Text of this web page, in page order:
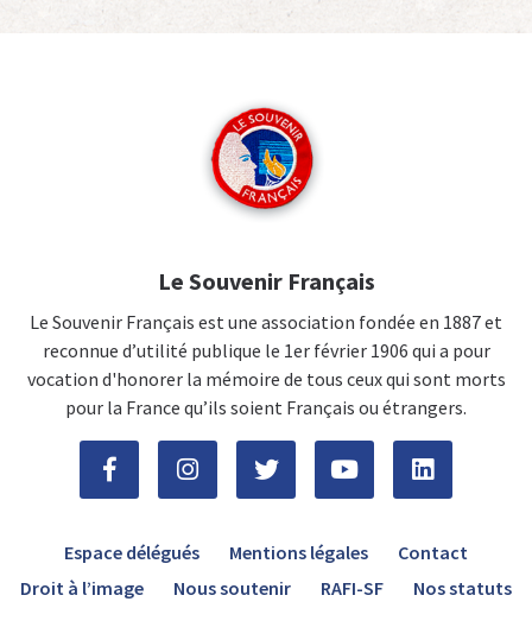
Le Souvenir Français
Le Souvenir Français est une association fondée en 1887 et
reconnue d’utilité publique le 1er février 1906 qui a pour
vocation d'honorer la mémoire de tous ceux qui sont morts
pour la France qu’ils soient Français ou étrangers.
Espace délégués Mentions légales
Contact
Droit à l’image
Nous soutenir RAFI-SF Nos statuts